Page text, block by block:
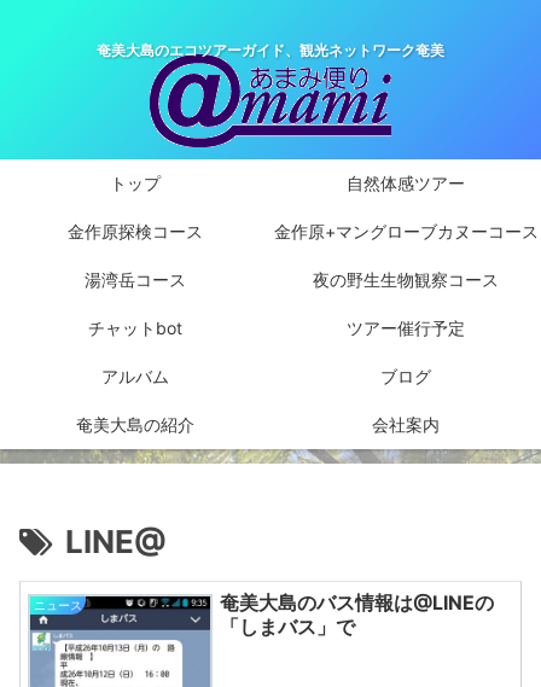
奄美大島のエコツアーガイド、観光ネットワーク奄美
トップ 自然体感ツアー
金作原探検コース 金作原+マングローブカヌーコース
湯湾岳コース 夜の野生生物観察コース
チャットbot ツアー催行予定
アルバム ブログ
奄美大島の紹介 会社案内
LINE@
ニュース
奄美大島のバス情報は@LINEの
「しまバス」で